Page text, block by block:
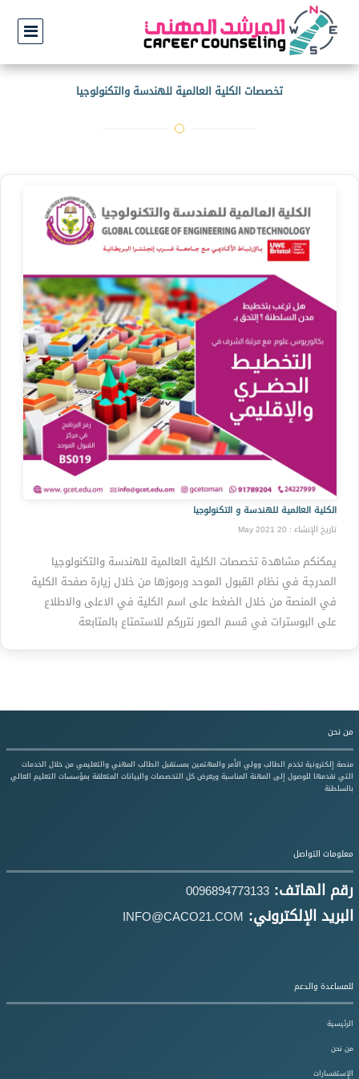
تخصصات الكلية العالمية للهندسة والتكنولوجيا
الكلية العالمية للهندسة و التكنولوجيا
تاريخ الإنشاء : May 2021 20
يمكنكم مشاهدة تخصصات الكلية العالمية للهندسة والتكنولوجيا
المدرجة في نظام القبول الموحد ورموزها من خلال زيارة صفحة الكلية
في المنصة من خلال الضغط على اسم الكلية في الاعلى والاطلاع
على البوسترات في قسم الصور نترركم للاستمتاع بالمتابعة
من نحن
منصة إلكترونية تخدم الطالب وولي الأمر والمهتمين بمستقبل الطالب المهني والتعليمي من خلال الخدمات
التي نقدمها للوصول إلى المهنة المناسبة ويعرض كل التخصصات والبيانات المتعلقة بمؤسسات التعليم العالي
بالسلطنة
معلومات التواصل
رقم الهاتف:0096894773133
البريد الإلكتروني: INFO@CACO21.COM
للمساعدة والدعم
الرئيسية
من نحن
الإستفسارات